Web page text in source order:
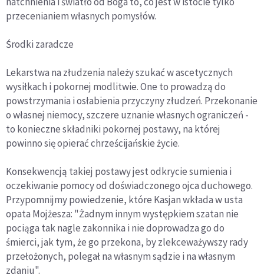
przecenianiem własnych pomysłów.
Środki zaradcze
Lekarstwa na złudzenia należy szukać w ascetycznych
wysiłkach i pokornej modlitwie. One to prowadzą do
powstrzymania i osłabienia przyczyny złudzeń. Przekonanie
o własnej niemocy, szczere uznanie własnych ograniczeń -
to konieczne składniki pokornej postawy, na której
powinno się opierać chrześcijańskie życie.
Konsekwencją takiej postawy jest odkrycie sumienia i
oczekiwanie pomocy od doświadczonego ojca duchowego.
Przypomnijmy powiedzenie, które Kasjan wkłada w usta
opata Mojżesza: "Żadnym innym występkiem szatan nie
pociąga tak nagle zakonnika i nie doprowadza go do
śmierci, jak tym, że go przekona, by zlekceważywszy rady
przełożonych, polegał na własnym sądzie i na własnym
zdaniu".